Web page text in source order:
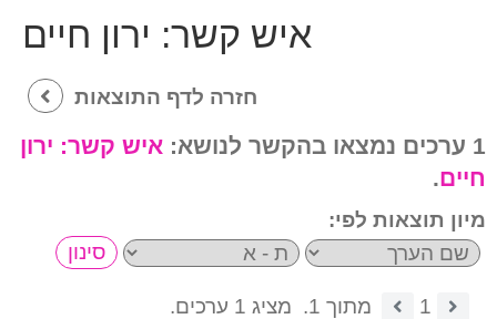
איש קשר: ירון חיים
חזרה לדף התוצאות
1 ערכים נמצאו בהקשר לנושא: איש קשר: ירון
חיים.
מיון תוצאות לפי:
1 מתוך 1.
מציג 1 ערכים.